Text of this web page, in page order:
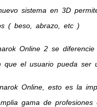
sistema en 3D
( beso, abrazo, etc )
Online 2 se
el usuario pueda ser
Online, esto es la
gama de